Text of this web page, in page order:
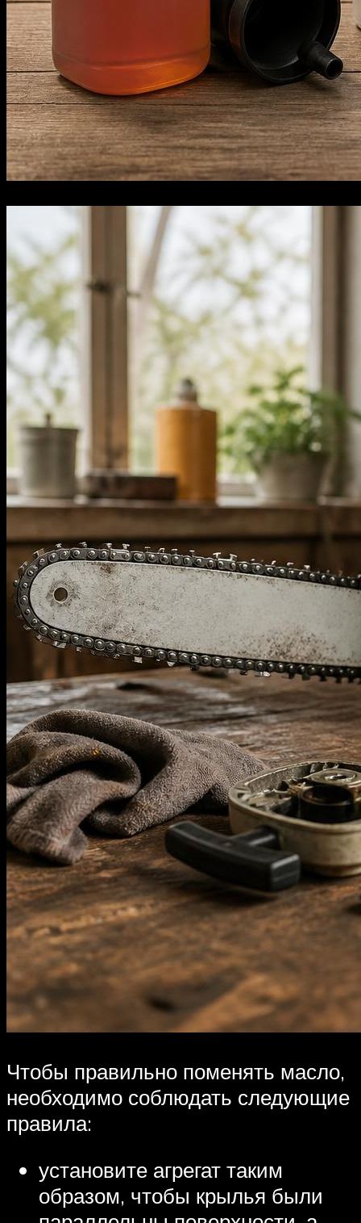
Чтобы правильно поменять масло,
необходимо соблюдать следующие
правила:
установите агрегат таким
образом, чтобы крылья были